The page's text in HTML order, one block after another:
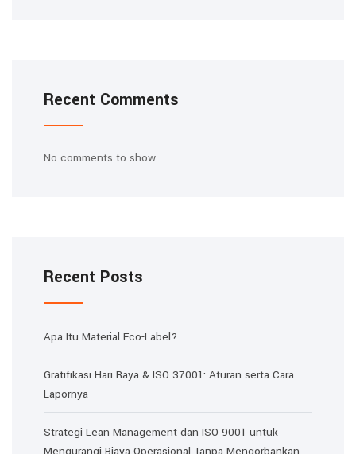
Recent Comments
No comments to show.
Recent Posts
Apa Itu Material Eco-Label?
Gratifikasi Hari Raya & ISO 37001: Aturan serta Cara
Lapornya
Strategi Lean Management dan ISO 9001 untuk
Mengurangi Biaya Operasional Tanpa Mengorbankan